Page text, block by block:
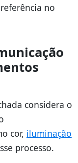
no
considera o
cor, iluminação
processo.